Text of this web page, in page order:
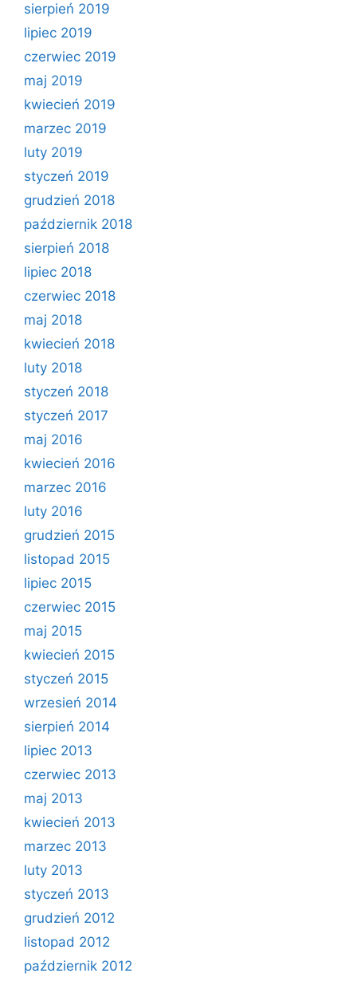
sierpień 2019
lipiec 2019
czerwiec 2019
maj 2019
kwiecień 2019
marzec 2019
luty 2019
styczeń 2019
grudzień 2018
październik 2018
sierpień 2018
lipiec 2018
czerwiec 2018
maj 2018
kwiecień 2018
luty 2018
styczeń 2018
styczeń 2017
maj 2016
kwiecień 2016
marzec 2016
luty 2016
grudzień 2015
listopad 2015
lipiec 2015
czerwiec 2015
maj 2015
kwiecień 2015
styczeń 2015
wrzesień 2014
sierpień 2014
lipiec 2013
czerwiec 2013
maj 2013
kwiecień 2013
marzec 2013
luty 2013
styczeń 2013
grudzień 2012
listopad 2012
październik 2012